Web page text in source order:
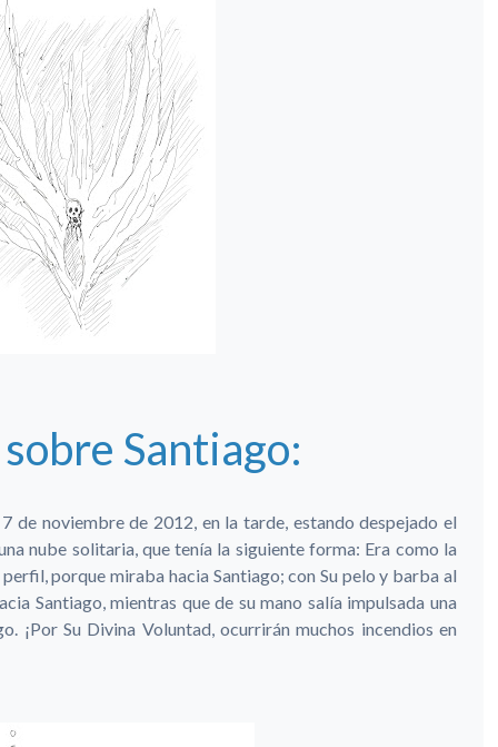
Santiago:
de noviembre de 2012, en la tarde, estando despejado el
nube solitaria, que tenía la siguiente forma: Era como la
porque miraba hacia Santiago; con Su pelo y barba al
Santiago, mientras que de su mano salía impulsada una
¡Por Su Divina Voluntad, ocurrirán muchos incendios en